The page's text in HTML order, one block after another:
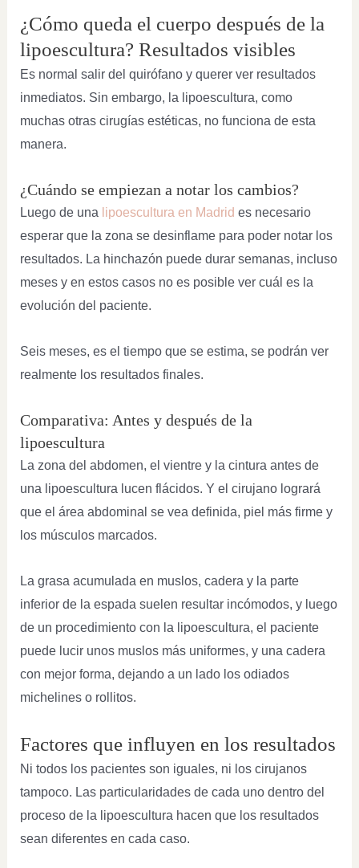
¿Cómo queda el cuerpo después de la
lipoescultura? Resultados visibles
Es normal salir del quirófano y querer ver resultados
inmediatos. Sin embargo, la lipoescultura, como
muchas otras cirugías estéticas, no funciona de esta
manera.
¿Cuándo se empiezan a notar los cambios?
Luego de una lipoescultura en Madrid es necesario
esperar que la zona se desinflame para poder notar los
resultados. La hinchazón puede durar semanas, incluso
meses y en estos casos no es posible ver cuál es la
evolución del paciente.
Seis meses, es el tiempo que se estima, se podrán ver
realmente los resultados finales.
Comparativa: Antes y después de la
lipoescultura
La zona del abdomen, el vientre y la cintura antes de
una lipoescultura lucen flácidos. Y el cirujano logrará
que el área abdominal se vea definida, piel más firme y
los músculos marcados.
La grasa acumulada en muslos, cadera y la parte
inferior de la espada suelen resultar incómodos, y luego
de un procedimiento con la lipoescultura, el paciente
puede lucir unos muslos más uniformes, y una cadera
con mejor forma, dejando a un lado los odiados
michelines o rollitos.
Factores que influyen en los resultados
Ni todos los pacientes son iguales, ni los cirujanos
tampoco. Las particularidades de cada uno dentro del
proceso de la lipoescultura hacen que los resultados
sean diferentes en cada caso.